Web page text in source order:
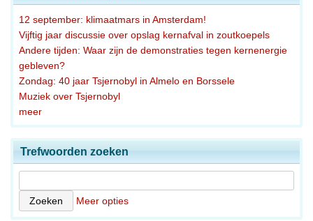
12 september: klimaatmars in Amsterdam!
Vijftig jaar discussie over opslag kernafval in zoutkoepels
Andere tijden: Waar zijn de demonstraties tegen kernenergie
gebleven?
Zondag: 40 jaar Tsjernobyl in Almelo en Borssele
Muziek over Tsjernobyl
meer
Trefwoorden zoeken
Meer opties